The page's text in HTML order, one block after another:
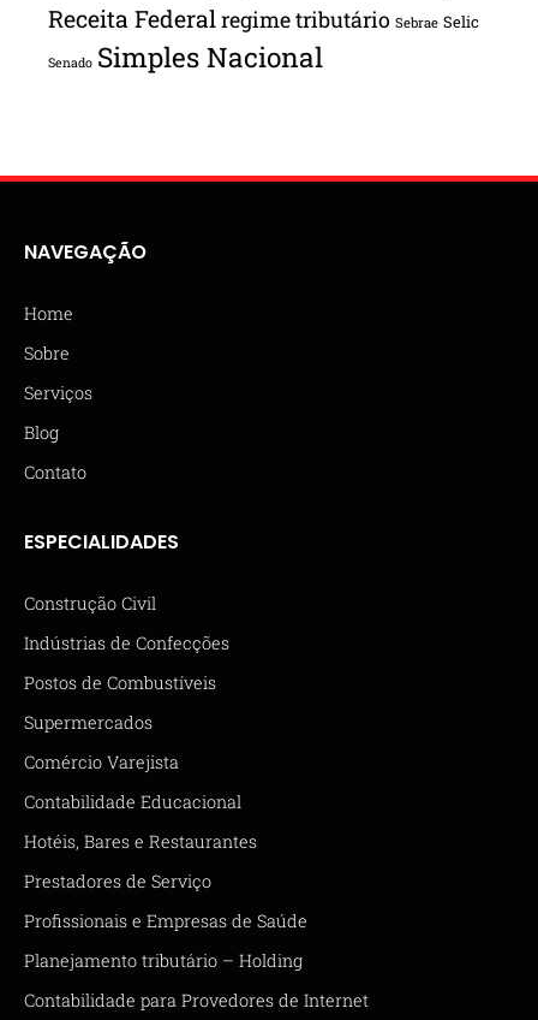
Receita Federalregime tributário Sebrae Selic
Senado Simples Nacional
NAVEGAÇÃO
Home
Sobre
Serviços
Blog
Contato
ESPECIALIDADES
Construção Civil
Indústrias de Confecções
Postos de Combustíveis
Supermercados
Comércio Varejista
Contabilidade Educacional
Hotéis, Bares e Restaurantes
Prestadores de Serviço
Profissionais e Empresas de Saúde
Planejamento tributário – Holding
Contabilidade para Provedores de Internet